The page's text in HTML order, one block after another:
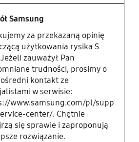
Samsung
za przekazaną opinię
użytkowania rysika S
zauważył Pan
trudności, prosimy o
kontakt ze
w serwisie:
www.samsung.com/pl/supp
center/. Chętnie
się sprawie i zaproponują
rozwiązanie.